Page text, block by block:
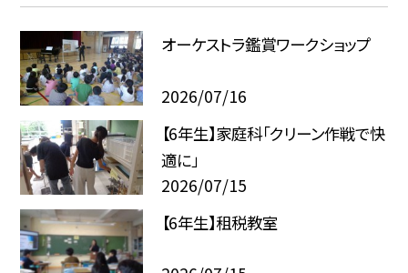
オーケストラ鑑賞ワークショップ
2026/07/16
【6年生】家庭科「クリーン作戦で快
適に」
2026/07/15
【6年生】租税教室